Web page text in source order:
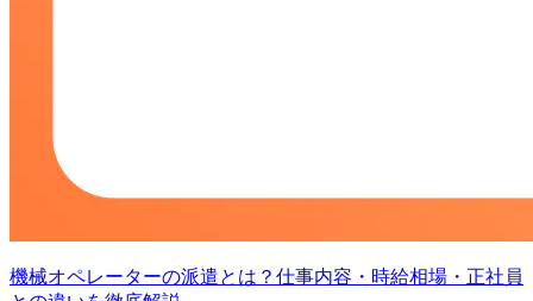
機械オペレーターの派遣とは？仕事内容・時給相場・正社員